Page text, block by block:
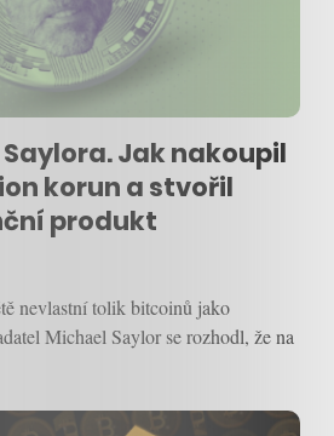
Jak nakoupil
korun a stvořil
produkt
nevlastní tolik bitcoinů jako
Michael Saylor se rozhodl, že na